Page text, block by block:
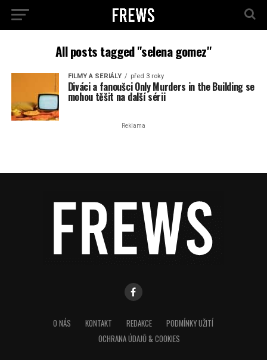
All posts tagged "selena gomez"
FILMY A SERIÁLY před 3 roky
Diváci a fanoušci Only Murders in the Building se
mohou těšit na další sérii
Reklama
O NÁS KONTAKT REDAKCE
PODMÍNKY UŽITÍ
OCHRANA ÚDAJŮ & COOKIES